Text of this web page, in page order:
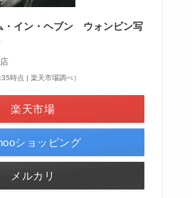
・イン・ヘブン ウォンビン写
時点 | 楽天市場調べ）
楽天市場
ショッピング
メルカリ